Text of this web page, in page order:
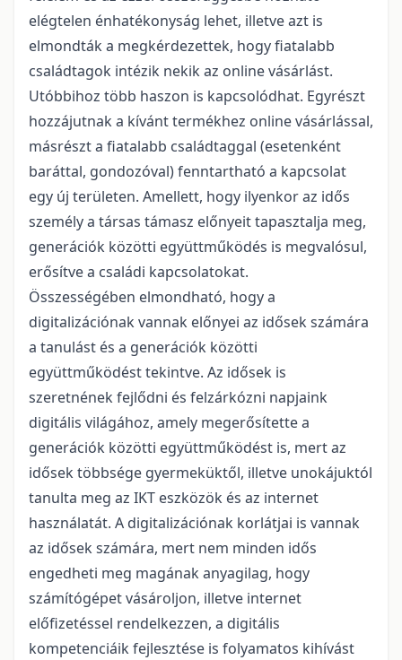
elégtelen énhatékonyság lehet, illetve azt is
elmondták a megkérdezettek, hogy fiatalabb
családtagok intézik nekik az online vásárlást.
Utóbbihoz több haszon is kapcsolódhat. Egyrészt
hozzájutnak a kívánt termékhez online vásárlással,
másrészt a fiatalabb családtaggal (esetenként
baráttal, gondozóval) fenntartható a kapcsolat
egy új területen. Amellett, hogy ilyenkor az idős
személy a társas támasz előnyeit tapasztalja meg,
generációk közötti együttműködés is megvalósul,
erősítve a családi kapcsolatokat.
Összességében elmondható, hogy a
digitalizációnak vannak előnyei az idősek számára
a tanulást és a generációk közötti
együttműködést tekintve. Az idősek is
szeretnének fejlődni és felzárkózni napjaink
digitális világához, amely megerősítette a
generációk közötti együttműködést is, mert az
idősek többsége gyermeküktől, illetve unokájuktól
tanulta meg az IKT eszközök és az internet
használatát. A digitalizációnak korlátjai is vannak
az idősek számára, mert nem minden idős
engedheti meg magának anyagilag, hogy
számítógépet vásároljon, illetve internet
előfizetéssel rendelkezzen, a digitális
kompetenciáik fejlesztése is folyamatos kihívást